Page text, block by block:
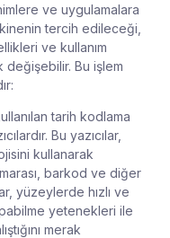
ve uygulamalara
tercih edileceği,
ve kullanım
değişebilir. Bu işlem
tarih kodlama
Bu yazıcılar,
kullanarak
barkod ve diğer
yüzeylerde hızlı ve
yetenekleri ile
merak